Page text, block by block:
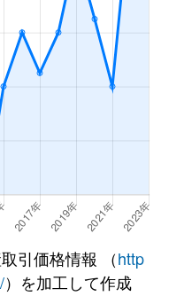
引価格情報 （http
）を加工して作成